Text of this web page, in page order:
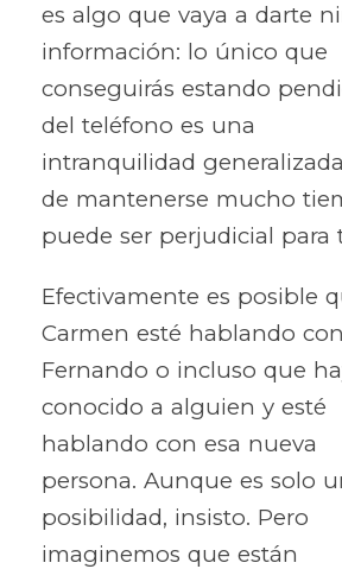
es algo que vaya a darte
información: lo único que
conseguirás estando
del teléfono es una
intranquilidad
de mantenerse mucho
puede ser perjudicial para
Efectivamente es posible
Carmen esté hablando con
Fernando o incluso que
conocido a alguien y esté
hablando con esa nueva
persona. Aunque es solo
posibilidad, insisto. Pero
imaginemos que están